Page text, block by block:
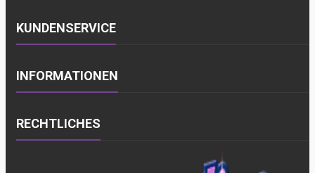
KUNDENSERVICE
INFORMATIONEN
RECHTLICHES